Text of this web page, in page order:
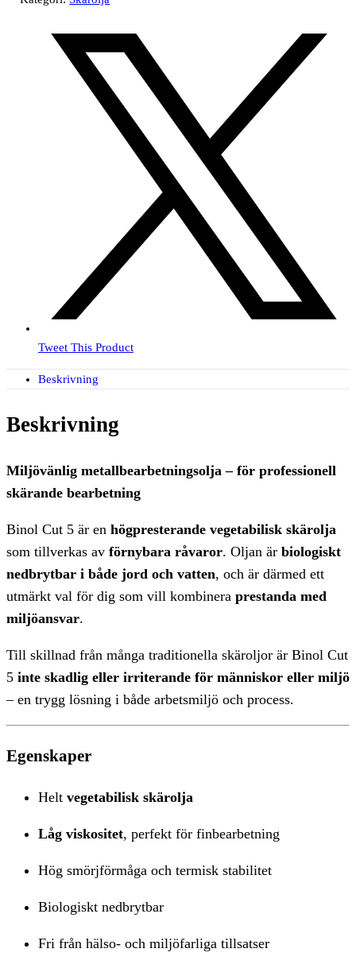
Tweet This Product
Beskrivning
Beskrivning
Miljövänlig metallbearbetningsolja – för professionell
skärande bearbetning
Binol Cut 5 är en högpresterande vegetabilisk skärolja
som tillverkas av förnybara råvaror. Oljan är biologiskt
nedbrytbar i både jord och vatten, och är därmed ett
utmärkt val för dig som vill kombinera prestanda med
miljöansvar.
Till skillnad från många traditionella skäroljor är Binol Cut
5 inte skadlig eller irriterande för människor eller miljö
– en trygg lösning i både arbetsmiljö och process.
Egenskaper
Helt vegetabilisk skärolja
Låg viskositet, perfekt för finbearbetning
Hög smörjförmåga och termisk stabilitet
Biologiskt nedbrytbar
Fri från hälso- och miljöfarliga tillsatser